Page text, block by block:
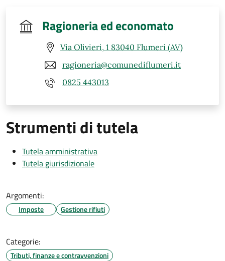
Ragioneria ed economato
Via Olivieri, 1 83040 Flumeri (AV)
ragioneria@comunediflumeri.it
0825 443013
Strumenti di tutela
Tutela amministrativa
Tutela giurisdizionale
Argomenti:
Imposte Gestione rifiuti
Categorie:
Tributi, finanze e contravvenzioni